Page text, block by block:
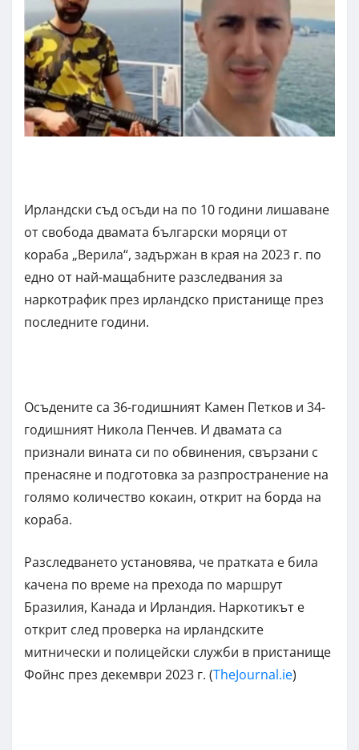
Ирландски съд осъди на по 10 години лишаване
от свобода двамата български моряци от
кораба „Верила“, задържан в края на 2023 г. по
едно от най-мащабните разследвания за
наркотрафик през ирландско пристанище през
последните години.
Осъдените са 36-годишният Камен Петков и 34-
годишният Никола Пенчев. И двамата са
признали вината си по обвинения, свързани с
пренасяне и подготовка за разпространение на
голямо количество кокаин, открит на борда на
кораба.
Разследването установява, че пратката е била
качена по време на прехода по маршрут
Бразилия, Канада и Ирландия. Наркотикът е
открит след проверка на ирландските
митнически и полицейски служби в пристанище
Фойнс през декември 2023 г. (TheJournal.ie)